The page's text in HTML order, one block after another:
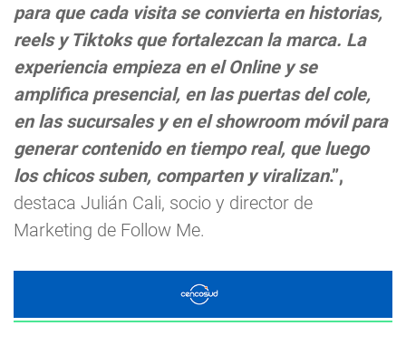
para que cada visita se convierta en historias,
reels y Tiktoks que fortalezcan la marca. La
experiencia empieza en el Online y se
amplifica presencial, en las puertas del cole,
en las sucursales y en el showroom móvil para
generar contenido en tiempo real, que luego
los chicos suben, comparten y viralizan.”,
destaca Julián Cali, socio y director de
Marketing de Follow Me.